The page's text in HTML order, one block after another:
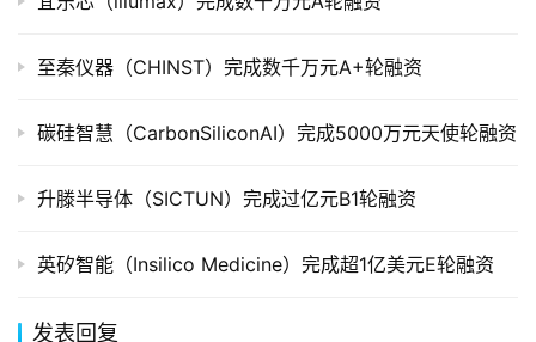
学至秦仪器（CHINST）完成数千万元A+轮融资
碳硅智慧（CarbonSiliconAI）完成5000万元天使轮融资
升滕半导体（SICTUN）完成过亿元B1轮融资
英矽智能（Insilico Medicine）完成超1亿美元E轮融资
发表回复